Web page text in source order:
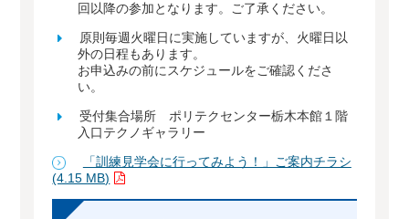
回以降の参加となります。ご了承ください。
原則毎週火曜日に実施していますが、火曜日以
外の日程もあります。
お申込みの前にスケジュールをご確認くださ
い。
受付集合場所 ポリテクセンター栃木本館１階
入口テクノギャラリー
「訓練見学会に行ってみよう！」ご案内チラシ
(4.15 MB)